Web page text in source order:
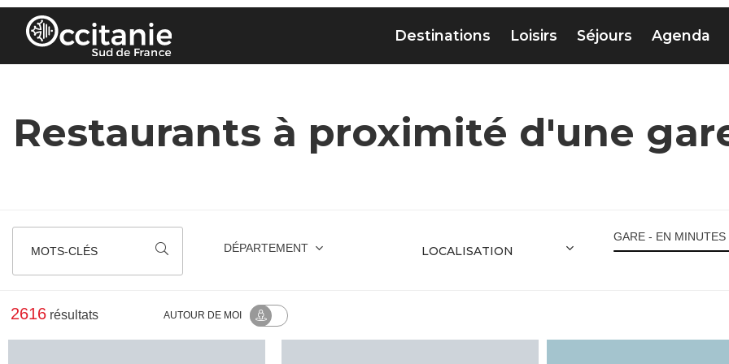
Panneau de gestion des cookies
Destinations Loisirs Séjours Agenda
Restaurants à proximité d'une
MOTS-CLÉS DÉPARTEMENT
GARE - EN MINUTES
2616 résultats